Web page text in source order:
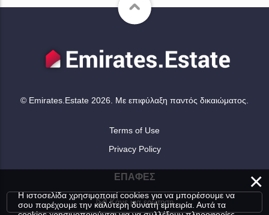
© Emirates.Estate 2026. Με επιφύλαξη παντός δικαιώματος.
Terms of Use
Privacy Policy
ΕΠΑΦΈΣ
Κάνε μια ερώτηση
×
Η ιστοσελίδα χρησιμοποιεί cookies για να μπορέσουμε να
σου παρέχουμε την καλύτερη δυνατή εμπειρία. Αυτά τα